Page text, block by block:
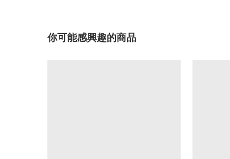
你可能感興趣的商品